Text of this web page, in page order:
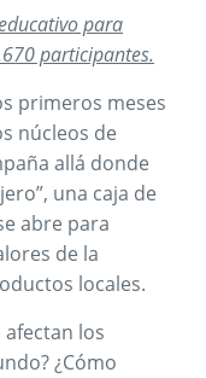
para
participantes.
primeros meses
núcleos de
allá donde
una caja de
abre para
de la
locales.
afectan los
¿Cómo